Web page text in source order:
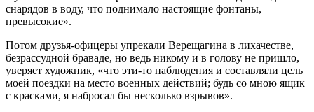
снарядов в воду, что поднимало настоящие фонтаны,
превысокие».
Потом друзья-офицеры упрекали Верещагина в лихачестве,
безрассудной браваде, но ведь никому и в голову не пришло,
уверяет художник, «что эти-то наблюдения и составляли цель
моей поездки на место военных действий; будь со мною ящик
с красками, я набросал бы несколько взрывов».